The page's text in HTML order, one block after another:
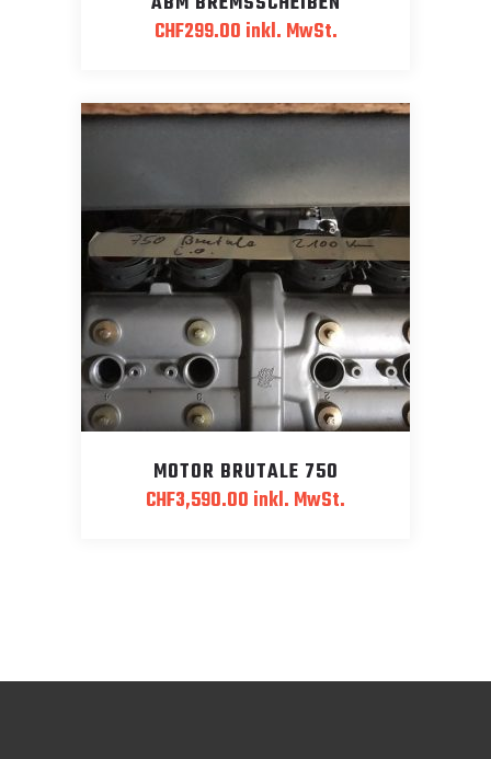
CHF299.00 inkl. MwSt.
MOTOR BRUTALE 750
CHF3,590.00 inkl. MwSt.